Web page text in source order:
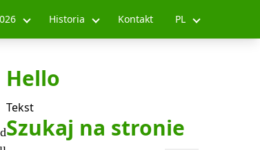
Historia Kontakt PL
Hello
Tekst
Szukaj na stronie